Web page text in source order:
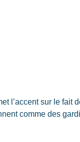
l’accent sur le fait
comme des